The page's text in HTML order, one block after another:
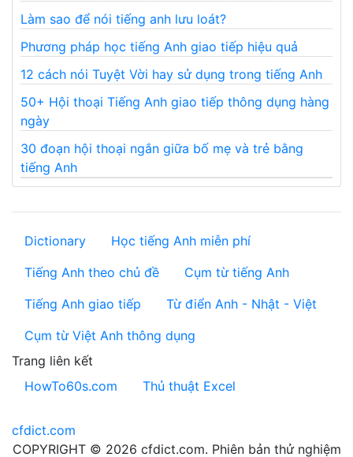
Làm sao để nói tiếng anh lưu loát?
Phương pháp học tiếng Anh giao tiếp hiệu quả
12 cách nói Tuyệt Vời hay sử dụng trong tiếng Anh
50+ Hội thoại Tiếng Anh giao tiếp thông dụng hàng
ngày
30 đoạn hội thoại ngắn giữa bố mẹ và trẻ bằng
tiếng Anh
Dictionary
Học tiếng Anh miễn phí
Tiếng Anh theo chủ đề
Cụm từ tiếng Anh
Tiếng Anh giao tiếp
Từ điển Anh - Nhật - Việt
Cụm từ Việt Anh thông dụng
Trang liên kết
HowTo60s.com
Thủ thuật Excel
cfdict.com
COPYRIGHT © 2026 cfdict.com. Phiên bản thử nghiệm